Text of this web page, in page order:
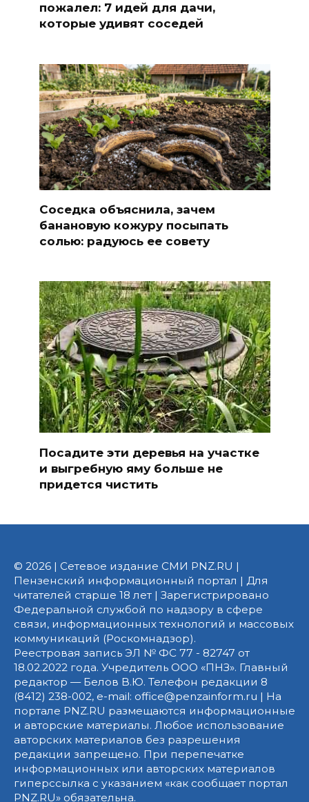
пожалел: 7 идей для дачи,
которые удивят соседей
Соседка объяснила, зачем
банановую кожуру посыпать
солью: радуюсь ее совету
Посадите эти деревья на участке
и выгребную яму больше не
придется чистить
© 2026 | Сетевое издание СМИ PNZ.RU |
Пензенский информационный портал | Для
читателей старше 18 лет | Зарегистрировано
Федеральной службой по надзору в сфере
связи, информационных технологий и массовых
коммуникаций (Роскомнадзор).
Реестровая запись ЭЛ № ФС 77 - 82747 от
18.02.2022 года. Учредитель ООО «ПНЗ». Главный
редактор — Белов В.Ю. Телефон редакции 8
(8412) 238-002, e-mail: office@penzainform.ru | На
портале PNZ.RU размещаются информационные
и авторские материалы. Любое использование
авторских материалов без разрешения
редакции запрещено. При перепечатке
информационных или авторских материалов
гиперссылка с указанием «как сообщает портал
PNZ.RU» обязательна.